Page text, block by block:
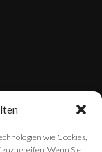
wie Cookies,
Wenn Sie